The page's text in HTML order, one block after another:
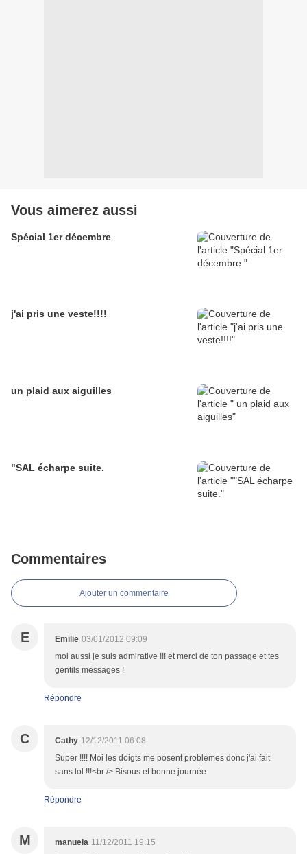
Vous aimerez aussi
Spécial 1er décembre
j'ai pris une veste!!!!
un plaid aux aiguilles
"SAL écharpe suite.
Commentaires
Ajouter un commentaire
E Emilie 03/01/2012 09:09
moi aussi je suis admirative !!! et merci de ton passage et tes
gentils messages !
Répondre
C Cathy 12/12/2011 06:08
Super !!!! Moi les doigts me posent problèmes donc j'ai fait
sans lol !!!<br /> Bisous et bonne journée
Répondre
M manuela 11/12/2011 19:15